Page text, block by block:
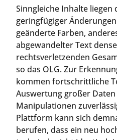
Sinngleiche Inhalte
geringfügiger
geänderte Farben,
abgewandelter Text
rechtsverletzenden
so das OLG. Zur
kommen fortschrittliche
Auswertung großer Daten
Manipulationen
Plattform kann sich
berufen, dass ein neu